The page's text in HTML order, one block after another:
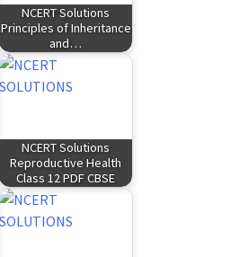
NCERT Solutions
Principles of Inheritance
and…
NCERT Solutions
Reproductive Health
Class 12 PDF CBSE